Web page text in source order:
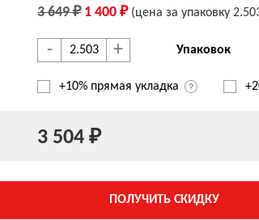
3 649 ₽ 1 400 ₽ (цена за упаковку
- + Упаковок
+10% прямая укладка
3 504 ₽
ПОЛУЧИТЬ СКИДКУ